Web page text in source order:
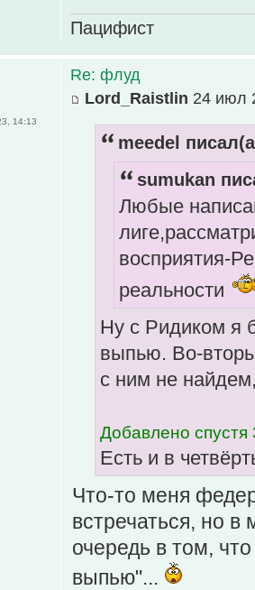
Пацифист
Re: флуд
Lord_Raistlin 24 июл
meedel
sumukan
Любые
восприятия-
реальности
Ну с Ридиком я
выпью. Во-
с ним не
Добавлено спустя
Есть и в
Что-то меня
встречаться, но
очередь в том,
выпью"...
14:13